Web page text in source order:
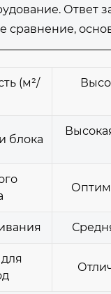
Ответ
сравнение,
(м²/
блока